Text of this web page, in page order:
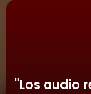
narración
"Los audio